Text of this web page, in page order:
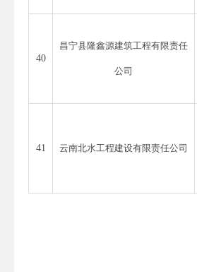
40
昌宁县隆鑫源建筑工程有限责任
公司
41 云南北水工程建设有限责任公司